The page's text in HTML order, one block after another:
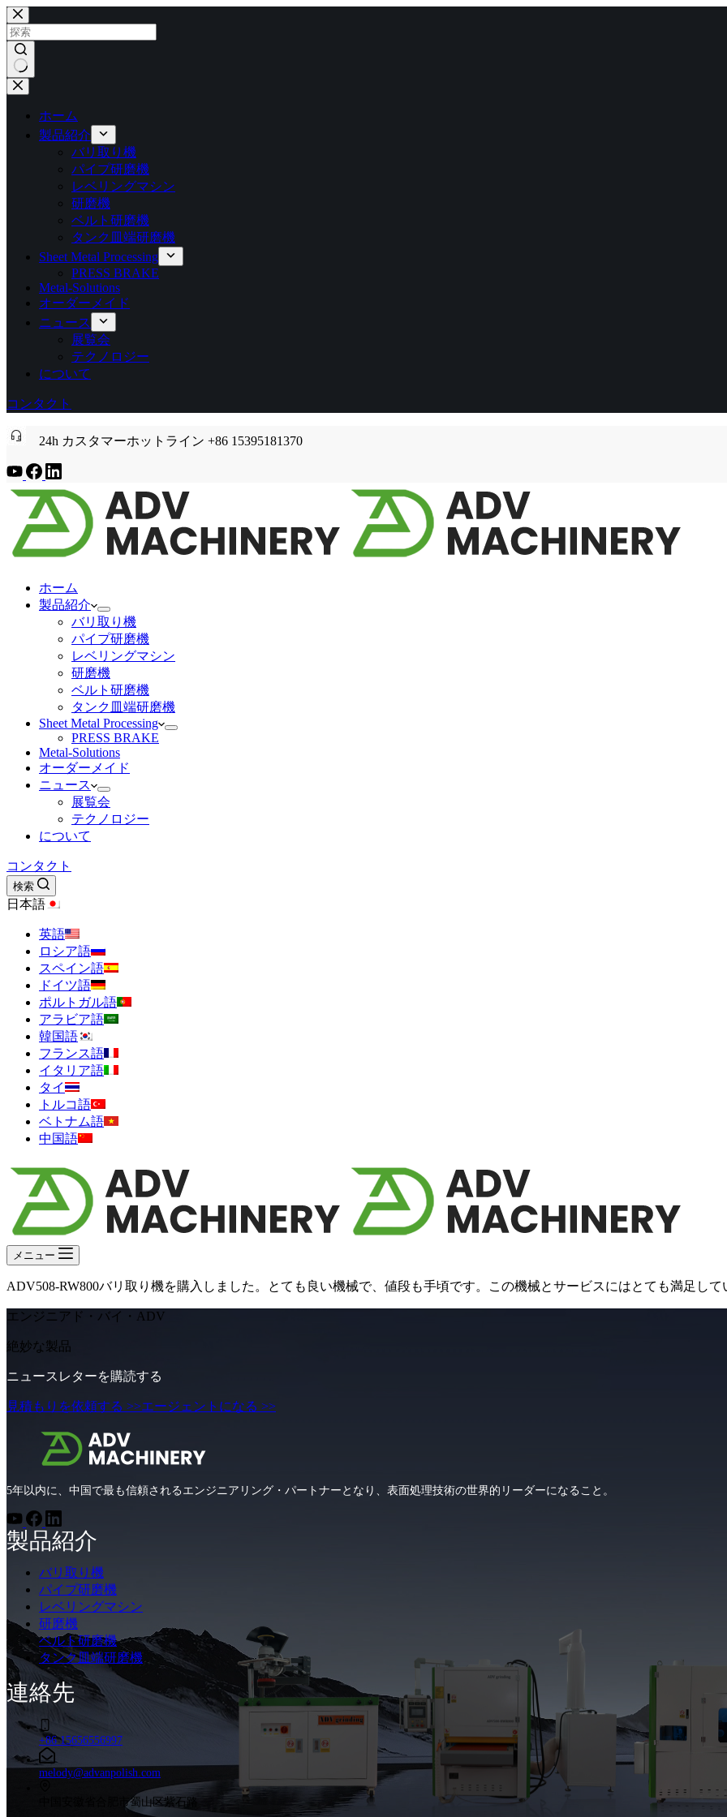
コ
ン
テ
ン
ツ
へ
結
ホーム
製品紹介
バリ取り機
パイプ研磨機
レベリングマシン
研磨機
ベルト研磨機
タンク皿端研磨機
Sheet Metal Processing
PRESS BRAKE
Metal-Solutions
オーダーメイド
ニュース
展覧会
テクノロジー
について
コンタクト
24h カスタマーホットライン +86 15395181370
ホーム
製品紹介
バリ取り機
パイプ研磨機
レベリングマシン
研磨機
ベルト研磨機
タンク皿端研磨機
Sheet Metal Processing
PRESS BRAKE
Metal-Solutions
オーダーメイド
ニュース
展覧会
テクノロジー
について
コンタクト
検索
日本語
英語
ロシア語
スペイン語
ドイツ語
ポルトガル語
アラビア語
韓国語
フランス語
イタリア語
タイ
トルコ語
ベトナム語
中国語
メニュー
ADV508-RW800バリ取り機を購入しました。とても良い機械で、値段も手頃です。この機械とサービスにはとても満足して
エンジニアド・バイ・ADV
絶妙な製品
ニュースレターを購読する
見積もりを依頼する >>エージェントになる >>
5年以内に、中国で最も信頼されるエンジニアリング・パートナーとなり、表面処理技術の世界的リーダーになること。
製品紹介
バリ取り機
パイプ研磨機
レベリングマシン
研磨機
ベルト研磨機
タンク皿端研磨機
連絡先
+86 15656556997
melody@advanpolish.com
中国安徽省合肥市蜀山区紫石路